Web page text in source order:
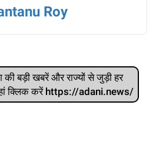
Roy
की बड़ी खबरें और राज्‍यों से जुड़ी हर
क्लिक करें https://adani.news/